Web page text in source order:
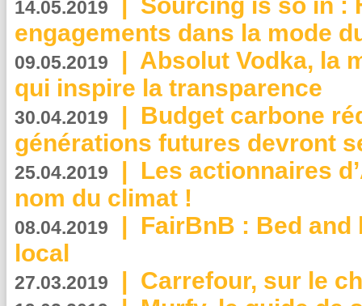
14.05.2019
engagements dans la mode
09.05.2019 | Absolut Vodka, la
qui inspire la transparence
30.04.2019 | Budget carbone
générations futures devront
25.04.2019 | Les actionnaires
nom du climat !
08.04.2019 | FairBnB : Bed
local
27.03.2019 | Carrefour, sur le